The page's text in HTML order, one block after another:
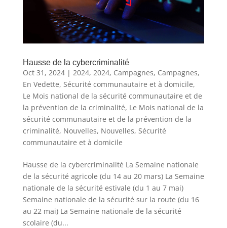
Hausse de la cybercriminalité
Oct 31, 2024| 2024, 2024, Campagnes, Campagnes,
En Vedette, Sécurité communautaire et à domicile,
Le Mois national de la sécurité communautaire et de
la prévention de la criminalité, Le Mois national de la
sécurité communautaire et de la prévention de la
criminalité, Nouvelles, Nouvelles, Sécurité
communautaire et à domicile
Hausse de la cybercriminalité La Semaine nationale
de la sécurité agricole (du 14 au 20 mars) La Semaine
nationale de la sécurité estivale (du 1 au 7 mai)
Semaine nationale de la sécurité sur la route (du 16
au 22 mai) La Semaine nationale de la sécurité
scolaire (du...